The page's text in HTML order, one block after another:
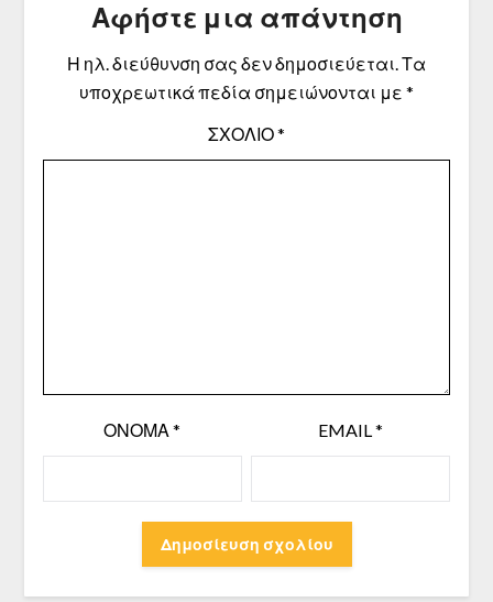
Αφήστε μια απάντηση
Η ηλ. διεύθυνση σας δεν δημοσιεύεται.Τα
υποχρεωτικά πεδία σημειώνονται με *
ΣΧΌΛΙΟ*
ΌΝΟΜΑ* EMAIL*